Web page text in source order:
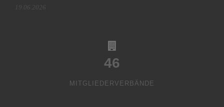
19.06.2026
46
MITGLIEDERVERBÄNDE